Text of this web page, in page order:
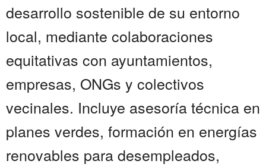
desarrollo sostenible de su entorno
local, mediante colaboraciones
equitativas con ayuntamientos,
empresas, ONGs y colectivos
vecinales. Incluye asesoría técnica en
planes verdes, formación en energías
renovables para desempleados,